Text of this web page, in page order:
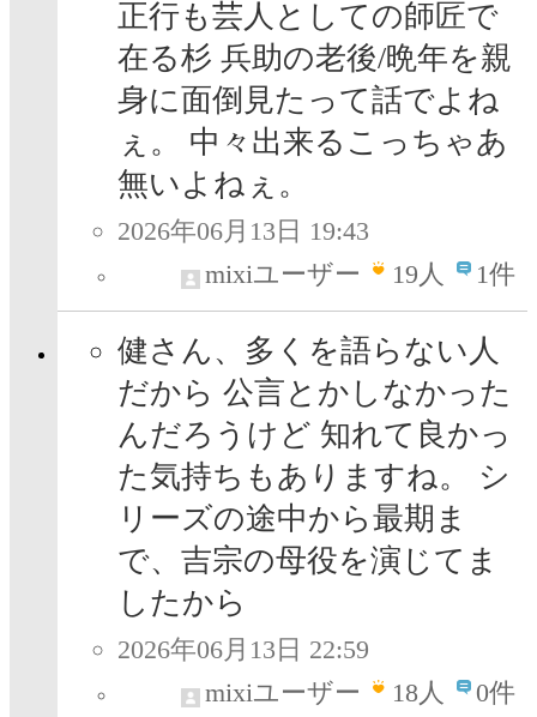
正行も芸人としての師匠で
在る杉 兵助の老後/晩年を親
身に面倒見たって話でよね
ぇ。 中々出来るこっちゃあ
無いよねぇ。
2026年06月13日 19:43
mixiユーザー
19人 1件
健さん、多くを語らない人
だから 公言とかしなかった
んだろうけど 知れて良かっ
た気持ちもありますね。 シ
リーズの途中から最期ま
で、吉宗の母役を演じてま
したから
2026年06月13日 22:59
mixiユーザー
18人 0件